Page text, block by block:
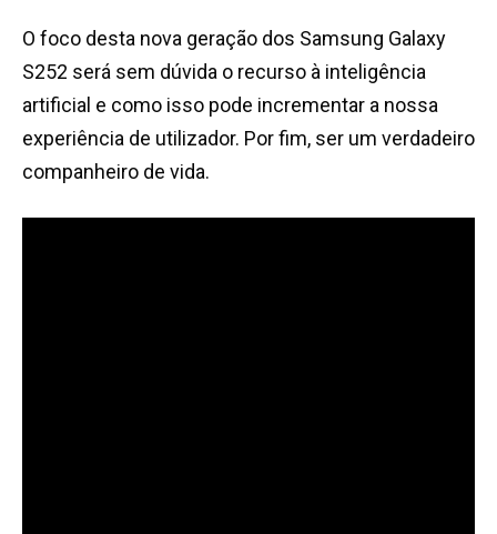
O foco desta nova geração dos Samsung Galaxy
S252 será sem dúvida o recurso à inteligência
artificial e como isso pode incrementar a nossa
experiência de utilizador. Por fim, ser um verdadeiro
companheiro de vida.